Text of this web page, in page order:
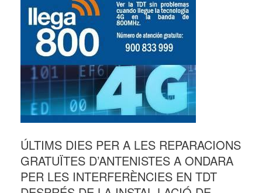
ÚLTIMS DIES PER A LES REPARACIONS
GRATUÏTES D’ANTENISTES A ONDARA
PER LES INTERFERÈNCIES EN TDT